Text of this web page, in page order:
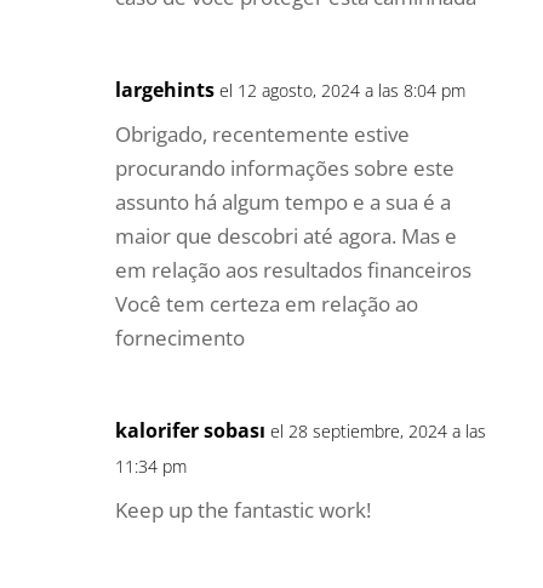
largehints el 12 agosto, 2024 a las 8:04 pm
Obrigado, recentemente estive
procurando informações sobre este
assunto há algum tempo e a sua é a
maior que descobri até agora. Mas e
em relação aos resultados financeiros
Você tem certeza em relação ao
fornecimento
kalorifer sobası el 28 septiembre, 2024 a las
11:34 pm
Keep up the fantastic work!